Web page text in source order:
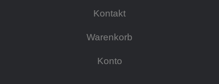
Kontakt
Warenkorb
Konto